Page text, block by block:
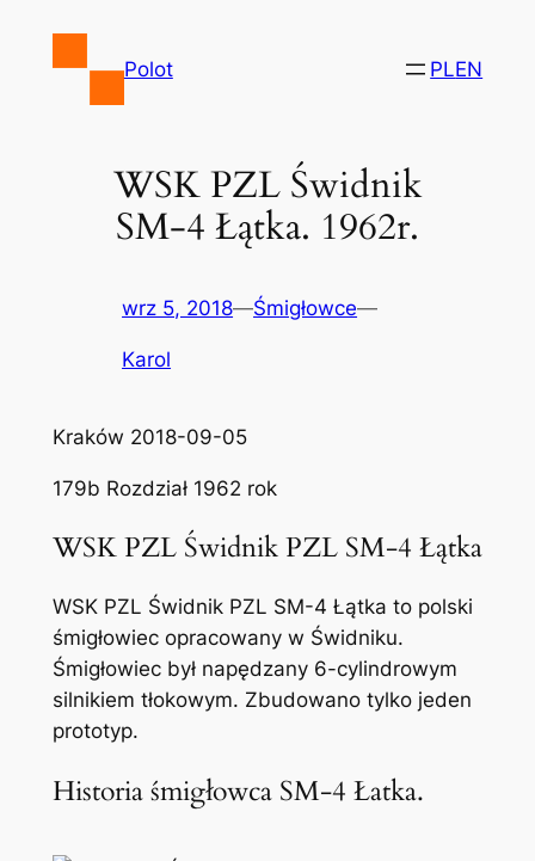
Polot PLEN
WSK PZL Świdnik
SM-4 Łątka. 1962r.
wrz 5, 2018—Śmigłowce—
Karol
Kraków 2018-09-05
179b Rozdział 1962 rok
WSK PZL Świdnik PZL SM-4 Łątka
WSK PZL Świdnik PZL SM-4 Łątka to polski
śmigłowiec opracowany w Świdniku.
Śmigłowiec był napędzany 6-cylindrowym
silnikiem tłokowym. Zbudowano tylko jeden
prototyp.
Historia śmigłowca SM-4 Łatka.